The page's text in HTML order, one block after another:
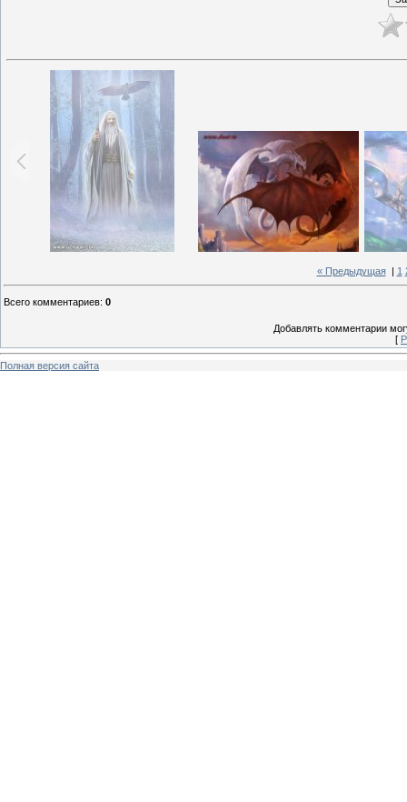
« Предыдущая| 1
Всего комментариев: 0
Добавлять комментарии
[
Полная версия сайта